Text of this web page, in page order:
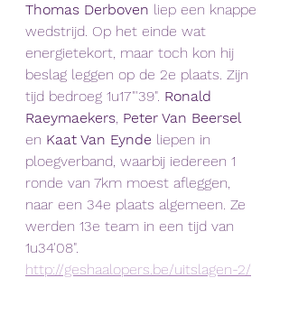
Thomas Derboven liep een knappe
wedstrijd. Op het einde wat
energietekort, maar toch kon hij
beslag leggen op de 2e plaats. Zijn
tijd bedroeg 1u17"'39". Ronald
Raeymaekers, Peter Van Beersel
en Kaat Van Eynde liepen in
ploegverband, waarbij iedereen 1
ronde van 7km moest afleggen,
naar een 34e plaats algemeen. Ze
werden 13e team in een tijd van
1u34'08".
http://geshaalopers.be/uitslagen-2/